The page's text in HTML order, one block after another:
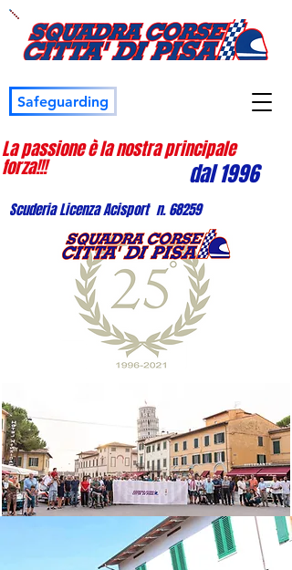
Safeguarding
La passione è la nostra principale
forza!!! dal 1996
Scuderia Licenza Acisport n. 68259